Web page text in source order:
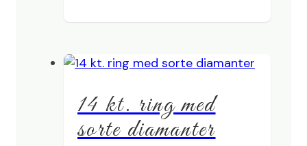
14 kt. ring med
sorte diamanter